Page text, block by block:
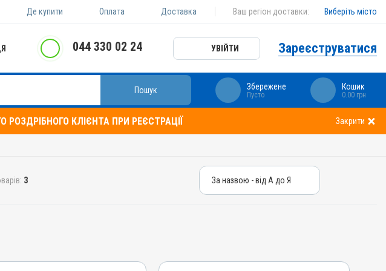
Де купити Оплата Доставка Ваш регіон доставки: Виберіть місто
044 330 02 24 УВІЙТИ Зареєструватися
Пошук Збережене
Пусто
Кошик
0.00 грн
КЛІЄНТА ПРИ РЕЄСТРАЦІЇ Закрити
3 За назвою - від А до Я